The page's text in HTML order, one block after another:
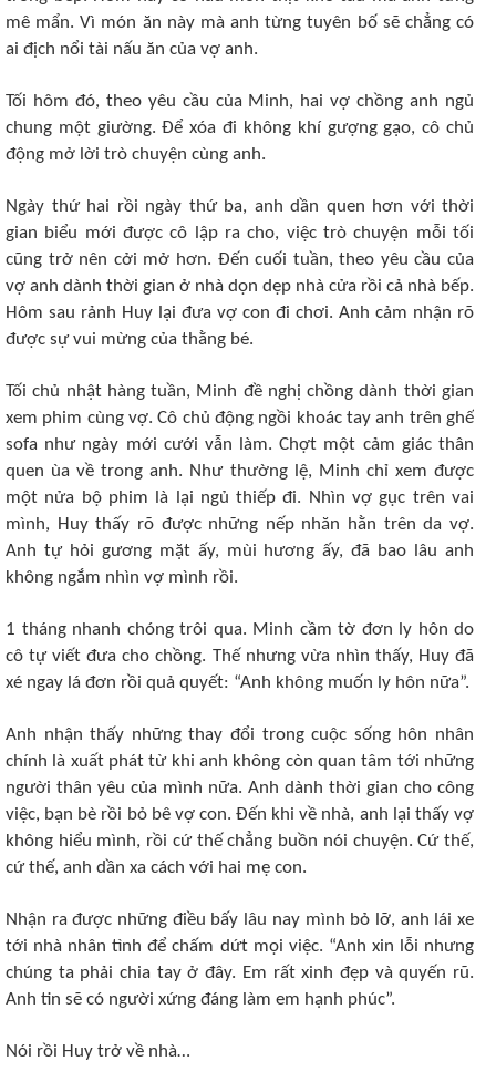
mê mẩn. Vì món ăn này mà anh từng tuyên bố sẽ chẳng có
ai địch nổi tài nấu ăn của vợ anh.
Tối hôm đó, theo yêu cầu của Minh, hai vợ chồng anh ngủ
chung một giường. Để xóa đi không khí gượng gạo, cô chủ
động mở lời trò chuyện cùng anh.
Ngày thứ hai rồi ngày thứ ba, anh dần quen hơn với thời
gian biểu mới được cô lập ra cho, việc trò chuyện mỗi tối
cũng trở nên cởi mở hơn. Đến cuối tuần, theo yêu cầu của
vợ anh dành thời gian ở nhà dọn dẹp nhà cửa rồi cả nhà bếp.
Hôm sau rảnh Huy lại đưa vợ con đi chơi. Anh cảm nhận rõ
được sự vui mừng của thằng bé.
Tối chủ nhật hàng tuần, Minh đề nghị chồng dành thời gian
xem phim cùng vợ. Cô chủ động ngồi khoác tay anh trên ghế
sofa như ngày mới cưới vẫn làm. Chợt một cảm giác thân
quen ùa về trong anh. Như thường lệ, Minh chỉ xem được
một nửa bộ phim là lại ngủ thiếp đi. Nhìn vợ gục trên vai
mình, Huy thấy rõ được những nếp nhăn hằn trên da vợ.
Anh tự hỏi gương mặt ấy, mùi hương ấy, đã bao lâu anh
không ngắm nhìn vợ mình rồi.
1 tháng nhanh chóng trôi qua. Minh cầm tờ đơn ly hôn do
cô tự viết đưa cho chồng. Thế nhưng vừa nhìn thấy, Huy đã
xé ngay lá đơn rồi quả quyết: “Anh không muốn ly hôn nữa”.
Anh nhận thấy những thay đổi trong cuộc sống hôn nhân
chính là xuất phát từ khi anh không còn quan tâm tới những
người thân yêu của mình nữa. Anh dành thời gian cho công
việc, bạn bè rồi bỏ bê vợ con. Đến khi về nhà, anh lại thấy vợ
không hiểu mình, rồi cứ thế chẳng buồn nói chuyện. Cứ thế,
cứ thế, anh dần xa cách với hai mẹ con.
Nhận ra được những điều bấy lâu nay mình bỏ lỡ, anh lái xe
tới nhà nhân tình để chấm dứt mọi việc. “Anh xin lỗi nhưng
chúng ta phải chia tay ở đây. Em rất xinh đẹp và quyến rũ.
Anh tin sẽ có người xứng đáng làm em hạnh phúc”.
Nói rồi Huy trở về nhà…